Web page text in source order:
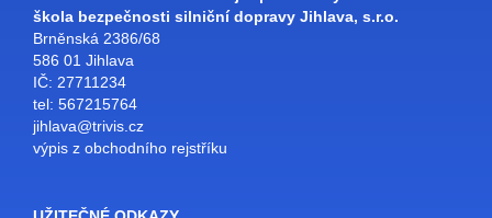
škola bezpečnosti silniční dopravy Jihlava, s.r.o.
Brněnská 2386/68
586 01 Jihlava
IČ: 27711234
tel: 567215764
jihlava@trivis.cz
výpis z obchodního rejstříku